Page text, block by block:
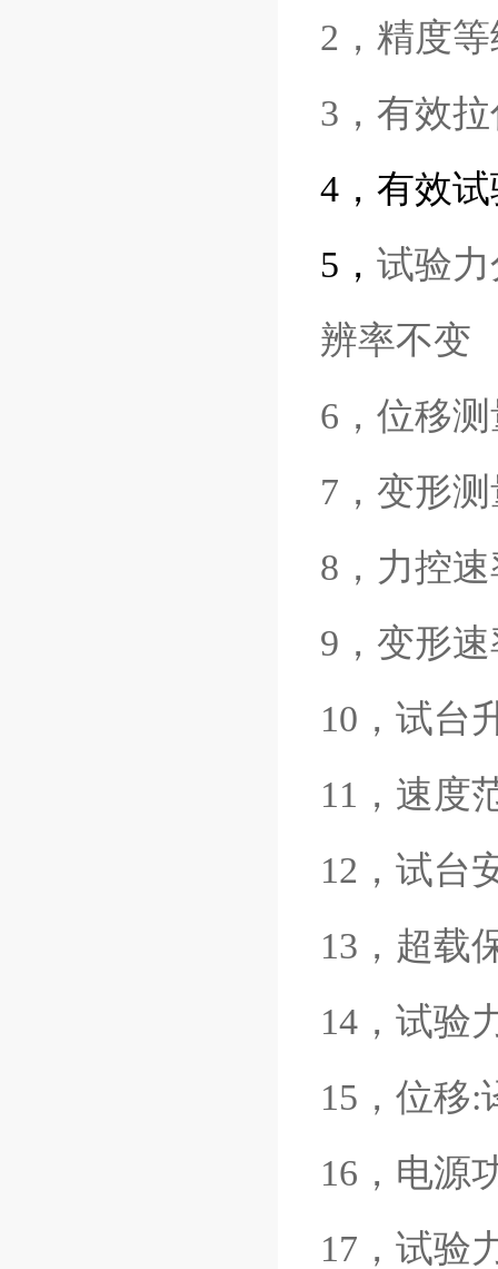
2，精度
3，有效
4 ，有效
5 ， 试验
辨率不变
6，位移
7，变形
8，力控速
9，变形速
10，试台
11，速度
12，试台
13，超载
14，试验
15，位移:
16，电源
17，试验